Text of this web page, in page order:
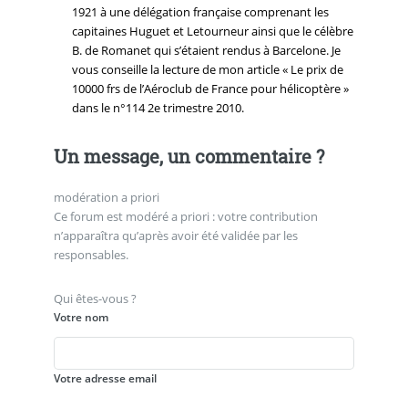
1921 à une délégation française comprenant les
capitaines Huguet et Letourneur ainsi que le célèbre
B. de Romanet qui s’étaient rendus à Barcelone. Je
vous conseille la lecture de mon article « Le prix de
10000 frs de l’Aéroclub de France pour hélicoptère »
dans le n°114 2e trimestre 2010.
Un message, un commentaire ?
modération a priori
Ce forum est modéré a priori : votre contribution
n’apparaîtra qu’après avoir été validée par les
responsables.
Qui êtes-vous ?
Votre nom
Votre adresse email